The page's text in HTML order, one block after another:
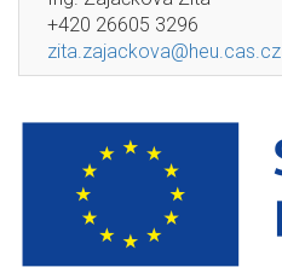
+420 26605 3296
zita.zajackova@heu.cas.cz